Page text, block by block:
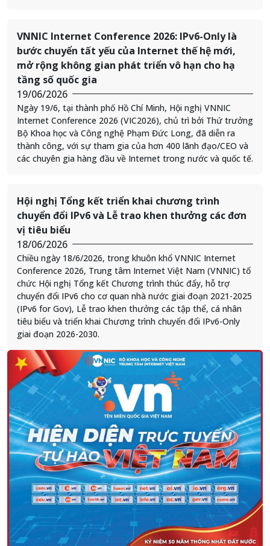
VNNIC Internet Conference 2026: IPv6-Only là
bước chuyển tất yếu của Internet thế hệ mới,
mở rộng không gian phát triển vô hạn cho hạ
tầng số quốc gia
19/06/2026
Ngày 19/6, tại thành phố Hồ Chí Minh, Hội nghị VNNIC
Internet Conference 2026 (VIC2026), chủ trì bởi Thứ trưởng
Bộ Khoa học và Công nghệ Phạm Đức Long, đã diễn ra
thành công, với sự tham gia của hơn 400 lãnh đạo/CEO và
các chuyên gia hàng đầu về Internet trong nước và quốc tế.
Hội nghị Tổng kết triển khai chương trình
chuyển đổi IPv6 và Lễ trao khen thưởng các đơn
vị tiêu biểu
18/06/2026
Chiều ngày 18/6/2026, trong khuôn khổ VNNIC Internet
Conference 2026, Trung tâm Internet Việt Nam (VNNIC) tổ
chức Hội nghị Tổng kết Chương trình thúc đẩy, hỗ trợ
chuyển đổi IPv6 cho cơ quan nhà nước giai đoạn 2021-2025
(IPv6 for Gov), Lễ trao khen thưởng các tập thể, cá nhân
tiêu biểu và triển khai Chương trình chuyển đổi IPv6-Only
giai đoạn 2026-2030.